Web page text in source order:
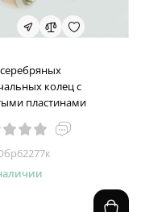
колец с
пластинами